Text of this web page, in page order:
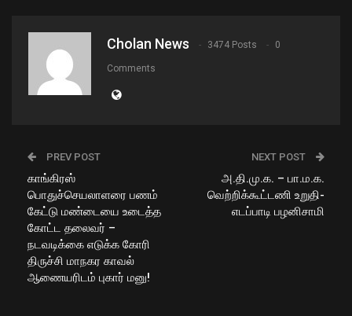
Cholan News 3474 Posts 0
Comments
PREV POST
காங்கிரஸ்
பொதுச்செயலாளரை பணம்
கேட்டு மண்டையை உடைத்த
கோட்ட தலைவர் –
நடவடிக்கை எடுக்க கோரி
திருச்சி மாநகர காவல்
ஆணையரிடம் புகார் மனு!
NEXT POST
அ.தி.மு.க. – பா.ம.க.
வெற்றிக்கூட்டணி உறுதி-
எடப்பாடி பழனிசாமி